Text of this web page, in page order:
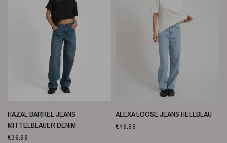
SCHNELLANSICHT
HAZAL BARREL JEANS
MITTELBLAUER DENIM
€39.99
SCHNELLANSICHT
ALEXA LOOSE JEANS HELLBLAU
€49.99